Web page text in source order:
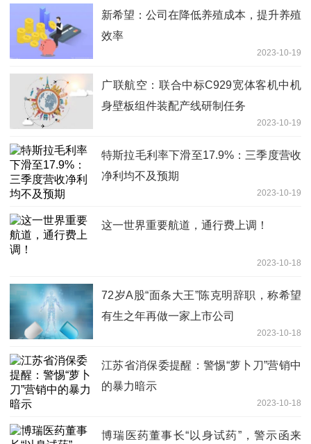
新希望：公司在降低养殖成本，提升养殖
效率
2023-10-19
广联航空：联合中标C929宽体客机中机
身壁板组件装配产线研制任务
2023-10-19
特斯拉毛利率下滑至17.9%：三季度营收
净利均不及预期
2023-10-19
这一世界重要航道，通行费上调！
2023-10-18
72岁A股“面条大王”陈克明辞职，称希望
有生之年再做一家上市公司
2023-10-18
江苏省消保委提醒：警惕“萝卜刀”营销中
的暴力暗示
2023-10-18
博瑞医药董事长“以身试药”，警示函来